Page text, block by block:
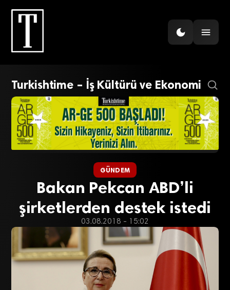
Turkishtime – İş Kültürü ve Ekonomi
GÜNDEM
Bakan Pekcan ABD’li
şirketlerden destek istedi
03.08.2018 - 15:02